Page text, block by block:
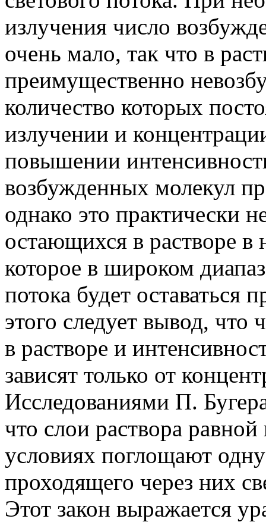
излучения число
очень мало, так что в
преимущественно
количество которых
излучении и
повышении
возбужденных молекул
однако это практически
остающихся в растворе в
которое в широком
потока будет оставаться
этого следует вывод,
в растворе и
зависят только от
Исследованиями П.
что слои раствора
условиях поглощают
проходящего через них
Этот закон выражается